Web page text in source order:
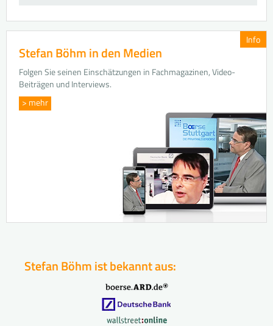
Info
Stefan Böhm in den Medien
Folgen Sie seinen Einschätzungen in Fachmagazinen, Video-
Beiträgen und Interviews.
> mehr
Stefan Böhm ist bekannt aus: